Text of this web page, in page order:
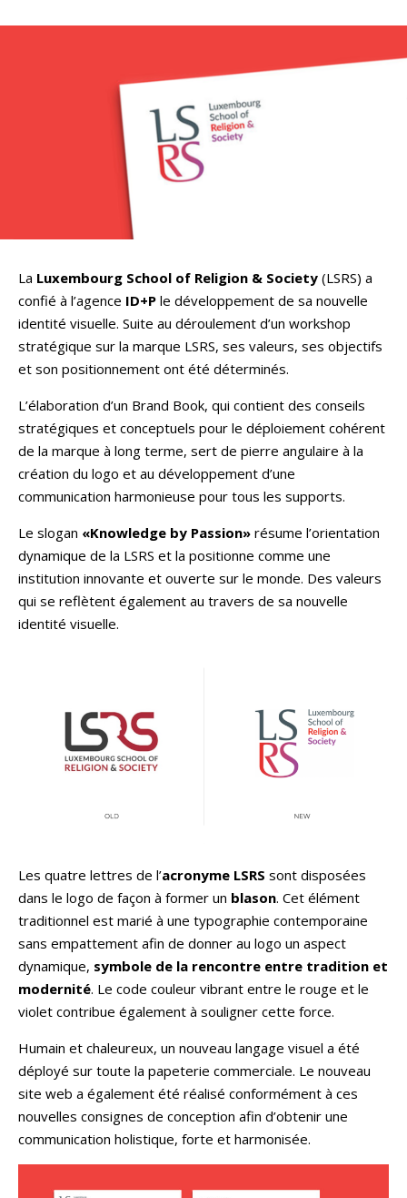
La Luxembourg School of Religion & Society (LSRS) a
confié à l’agence ID+P le développement de sa nouvelle
identité visuelle. Suite au déroulement d’un workshop
stratégique sur la marque LSRS, ses valeurs, ses objectifs
et son positionnement ont été déterminés.
L’élaboration d’un Brand Book, qui contient des conseils
stratégiques et conceptuels pour le déploiement cohérent
de la marque à long terme, sert de pierre angulaire à la
création du logo et au développement d’une
communication harmonieuse pour tous les supports.
Le slogan «Knowledge by Passion» résume l’orientation
dynamique de la LSRS et la positionne comme une
institution innovante et ouverte sur le monde. Des valeurs
qui se reflètent également au travers de sa nouvelle
identité visuelle.
Les quatre lettres de l’acronyme LSRS sont disposées
dans le logo de façon à former un blason. Cet élément
traditionnel est marié à une typographie contemporaine
sans empattement afin de donner au logo un aspect
dynamique, symbole de la rencontre entre tradition et
modernité. Le code couleur vibrant entre le rouge et le
violet contribue également à souligner cette force.
Humain et chaleureux, un nouveau langage visuel a été
déployé sur toute la papeterie commerciale. Le nouveau
site web a également été réalisé conformément à ces
nouvelles consignes de conception afin d’obtenir une
communication holistique, forte et harmonisée.